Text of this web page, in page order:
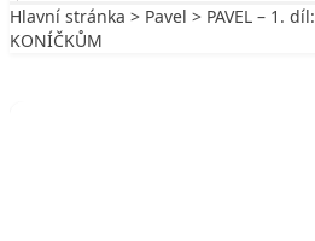
Hlavní stránka > Pavel > PAVEL – 1.
KONÍČKŮM